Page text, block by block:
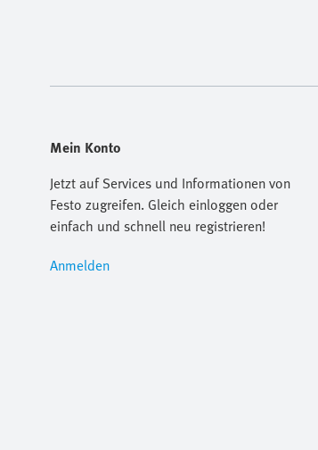
Mein Konto
Jetzt auf Services und Informationen von
Festo zugreifen. Gleich einloggen oder
einfach und schnell neu registrieren!
Anmelden